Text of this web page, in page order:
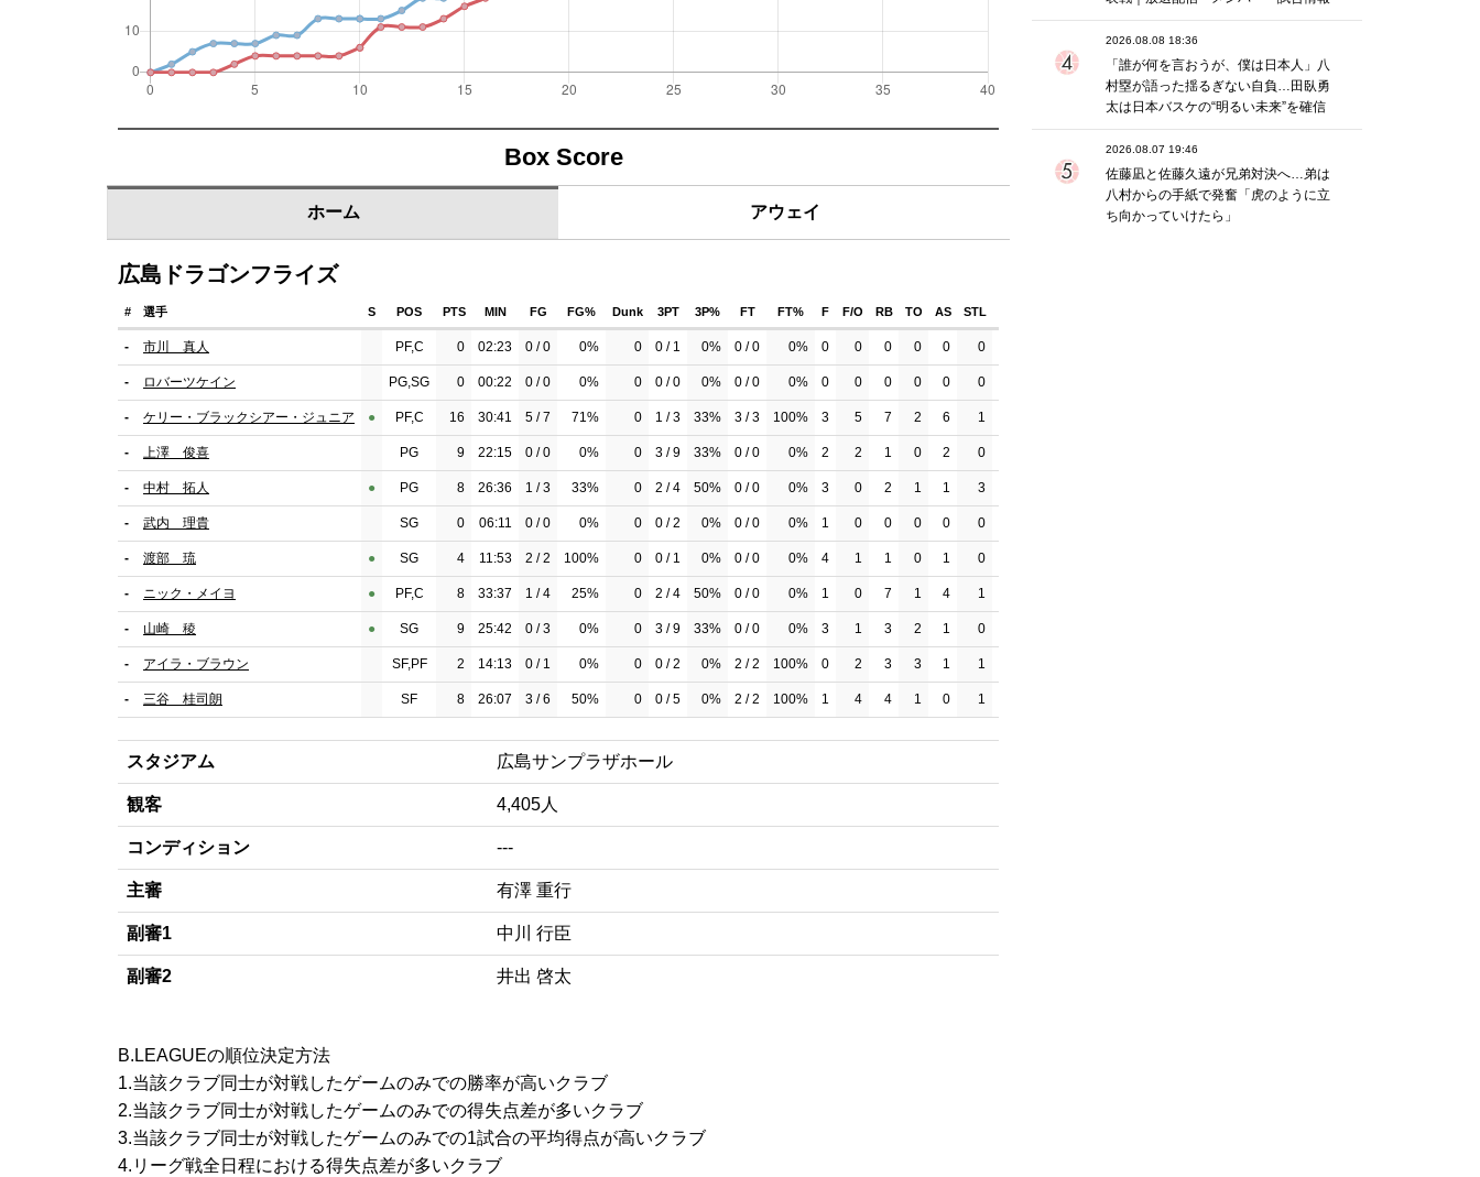
Box Score
ホーム アウェイ
広島ドラゴンフライズ
# 選手 S POS PTS MIN FG FG% Dunk 3PT 3P% FT FT% F F/O RB TO AS STL
- 市川 真人 PF,C 0 02:23 0 / 0 0% 0 0 / 1 0% 0 / 0 0% 0 0 0 0 0 0
- ロバーツケイン PG,SG 0 00:22 0 / 0 0% 0 0 / 0 0% 0 / 0 0% 0 0 0 0 0 0
- ケリー・ブラックシアー・ジュニア ●︎ PF,C 16 30:41 5 / 7 71% 0 1 / 3 33% 3 / 3 100% 3 5 7 2 6 1
- 上澤 俊喜 PG 9 22:15 0 / 0 0% 0 3 / 9 33% 0 / 0 0% 2 2 1 0 2 0
- 中村 拓人 ●︎ PG 8 26:36 1 / 3 33% 0 2 / 4 50% 0 / 0 0% 3 0 2 1 1 3
- 武内 理貴 SG 0 06:11 0 / 0 0% 0 0 / 2 0% 0 / 0 0% 1 0 0 0 0 0
- 渡部 琉 ●︎ SG 4 11:53 2 / 2 100% 0 0 / 1 0% 0 / 0 0% 4 1 1 0 1 0
- ニック・メイヨ ●︎ PF,C 8 33:37 1 / 4 25% 0 2 / 4 50% 0 / 0 0% 1 0 7 1 4 1
- 山崎 稜 ●︎ SG 9 25:42 0 / 3 0% 0 3 / 9 33% 0 / 0 0% 3 1 3 2 1 0
- アイラ・ブラウン SF,PF 2 14:13 0 / 1 0% 0 0 / 2 0% 2 / 2 100% 0 2 3 3 1 1
- 三谷 桂司朗 SF 8 26:07 3 / 6 50% 0 0 / 5 0% 2 / 2 100% 1 4 4 1 0 1
スタジアム 広島サンプラザホール
観客 4,405人
コンディション ---
主審 有澤 重行
副審1 中川 行臣
副審2 井出 啓太
B.LEAGUEの順位決定方法
1.当該クラブ同士が対戦したゲームのみでの勝率が高いクラブ
2.当該クラブ同士が対戦したゲームのみでの得失点差が多いクラブ
3.当該クラブ同士が対戦したゲームのみでの1試合の平均得点が高いクラブ
4.リーグ戦全日程における得失点差が多いクラブ
2026.08.08 18:36
「誰が何を言おうが、僕は日本人」八
村塁が語った揺るぎない自負…田臥勇
太は日本バスケの“明るい未来”を確信
2026.08.07 19:46
佐藤凪と佐藤久遠が兄弟対決へ…弟は
八村からの手紙で発奮「虎のように立
ち向かっていけたら」